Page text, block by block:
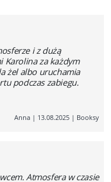
i z dużą
Karolina za każdym
żel albo uruchamia
podczas zabiegu.
Anna | 13.08.2025 | Booksy
Atmosfera w czasie